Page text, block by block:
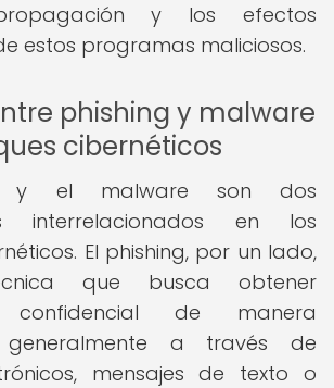
y los efectos
estos programas maliciosos.
phishing y malware
cibernéticos
y el malware son dos
interrelacionados en los
El phishing, por un lado,
que busca obtener
confidencial de manera
generalmente a través de
mensajes de texto o